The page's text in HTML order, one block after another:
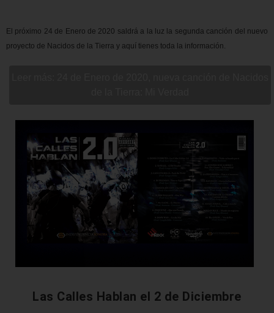
El próximo 24 de Enero de 2020 saldrá a la luz la segunda canción del nuevo
proyecto de Nacidos de la Tierra y aquí tienes toda la información.
Las Calles Hablan el 2 de Diciembre